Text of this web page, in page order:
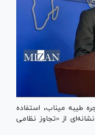
طیبه میناب، استفاده
از «تجاوز نظامی